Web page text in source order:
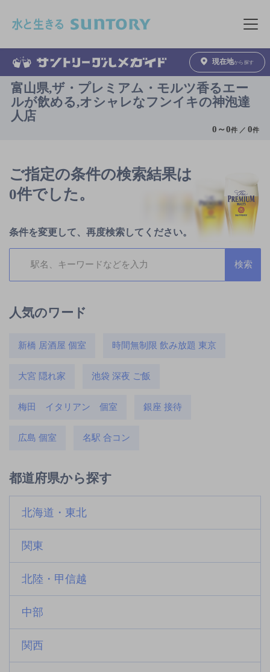
メニュ
現在地から探す
富山県,ザ・プレミアム・モルツ香るエー
ルが飲める,オシャレなフンイキの神泡達
人店
0 ～0件 ／0件
ご指定の条件の検索結果は
0件でした。
条件を変更して、再度検索してください。
人気のワード
新橋 居酒屋 個室 時間無制限 飲み放題 東京
大宮 隠れ家 池袋 深夜 ご飯
梅田 イタリアン 個室 銀座 接待
広島 個室 名駅 合コン
都道府県から探す
北海道・東北
関東
北陸・甲信越
中部
関西